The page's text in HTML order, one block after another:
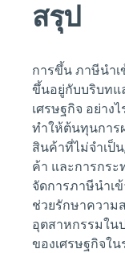
สรุป
การขึ้น ภาษีนำเ
ขึ้นอยู่กับบริบทแ
เศรษฐกิจ อย่าง
ทำให้ต้นทุนการ
สินค้าที่ไม่จำเป็
ค้า และการกระ
จัดการภาษีนำเ
ช่วยรักษาความ
อุตสาหกรรมใน
ของเศรษฐกิจใ